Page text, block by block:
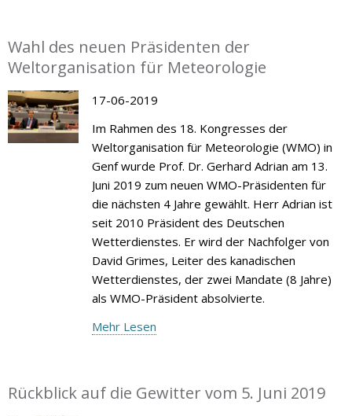
Wahl des neuen Präsidenten der
Weltorganisation für Meteorologie
17-06-2019
Im Rahmen des 18. Kongresses der
Weltorganisation für Meteorologie (WMO) in
Genf wurde Prof. Dr. Gerhard Adrian am 13.
Juni 2019 zum neuen WMO-Präsidenten für
die nächsten 4 Jahre gewählt. Herr Adrian ist
seit 2010 Präsident des Deutschen
Wetterdienstes. Er wird der Nachfolger von
David Grimes, Leiter des kanadischen
Wetterdienstes, der zwei Mandate (8 Jahre)
als WMO-Präsident absolvierte.
Mehr Lesen
Rückblick auf die Gewitter vom 5. Juni 2019